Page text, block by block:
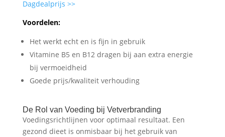
Dagdealprijs >>
Voordelen:
Het werkt echt en is fijn in gebruik
Vitamine B5 en B12 dragen bij aan extra energie
bij vermoeidheid
Goede prijs/kwaliteit verhouding
De Rol van Voeding bij Vetverbranding
Voedingsrichtlijnen voor optimaal resultaat. Een
gezond dieet is onmisbaar bij het gebruik van